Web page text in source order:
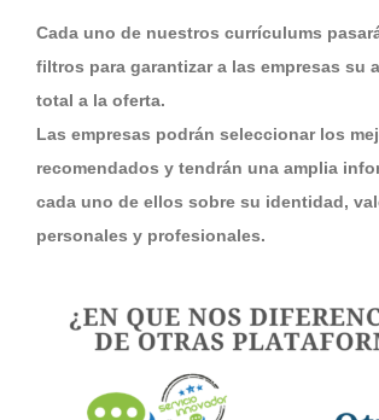
Cada uno de nuestros currículums
filtros para garantizar a las empresas su
total a la oferta.
Las empresas podrán seleccionar los
recomendados y tendrán una amplia
cada uno de ellos sobre su identidad,
personales y profesionales.